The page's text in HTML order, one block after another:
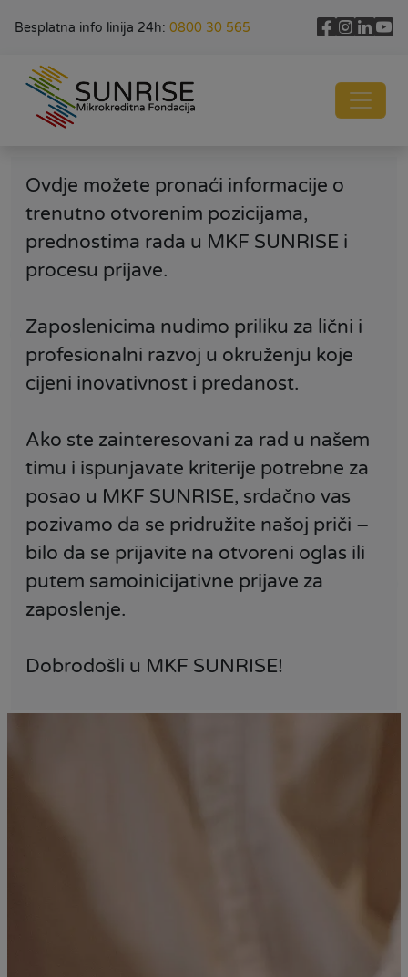
Besplatna info linija 24h: 0800 30 565
Ovdje možete pronaći informacije o
trenutno otvorenim pozicijama,
prednostima rada u MKF SUNRISE i
procesu prijave.
Zaposlenicima nudimo priliku za lični i
profesionalni razvoj u okruženju koje
cijeni inovativnost i predanost.
Ako ste zainteresovani za rad u našem
timu i ispunjavate kriterije potrebne za
posao u MKF SUNRISE, srdačno vas
pozivamo da se pridružite našoj priči –
bilo da se prijavite na otvoreni oglas ili
putem samoinicijativne prijave za
zaposlenje.
Dobrodošli u MKF SUNRISE!